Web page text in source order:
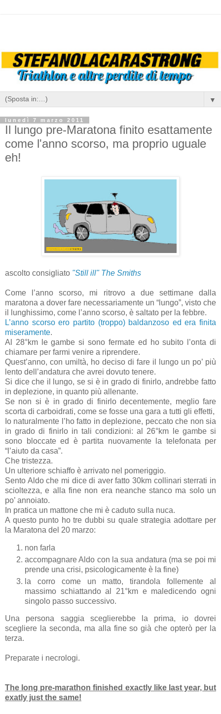
▼
lunedì 7 marzo 2011
Il lungo pre-Maratona finito esattamente
come l'anno scorso, ma proprio uguale
eh!
ascolto consigliato "Still ill" The Smiths
Come l’anno scorso, mi ritrovo a due settimane dalla
maratona a dover fare necessariamente un “lungo”, visto che
il lunghissimo, come l’anno scorso, è saltato per la febbre.
L’anno scorso ero partito (troppo) baldanzoso ed era finita
miseramente.
Al 28°km le gambe si sono fermate ed ho subito l’onta di
chiamare per farmi venire a riprendere.
Quest’anno, con umiltà, ho deciso di fare il lungo un po’ più
lento dell’andatura che avrei dovuto tenere.
Si dice che il lungo, se si è in grado di finirlo, andrebbe fatto
in deplezione, in quanto più allenante.
Se non si è in grado di finirlo decentemente, meglio fare
scorta di carboidrati, come se fosse una gara a tutti gli effetti,
Io naturalmente l’ho fatto in deplezione, peccato che non sia
in grado di finirlo in tali condizioni: al 26°km le gambe si
sono bloccate ed è partita nuovamente la telefonata per
“l’aiuto da casa”.
Che tristezza.
Un ulteriore schiaffo è arrivato nel pomeriggio.
Sento Aldo che mi dice di aver fatto 30km collinari sterrati in
scioltezza, e alla fine non era neanche stanco ma solo un
po’ annoiato.
In pratica un mattone che mi è caduto sulla nuca.
A questo punto ho tre dubbi su quale strategia adottare per
la Maratona del 20 marzo:
non farla
accompagnare Aldo con la sua andatura (ma se poi mi
prende una crisi, psicologicamente è la fine)
la corro come un matto, tirandola follemente al
massimo schiattando al 21°km e maledicendo ogni
singolo passo successivo.
Una persona saggia sceglierebbe la prima, io dovrei
scegliere la seconda, ma alla fine so già che opterò per la
terza.
Preparate i necrologi.
The long pre-marathon finished exactly like last year, but
exatly just the same!